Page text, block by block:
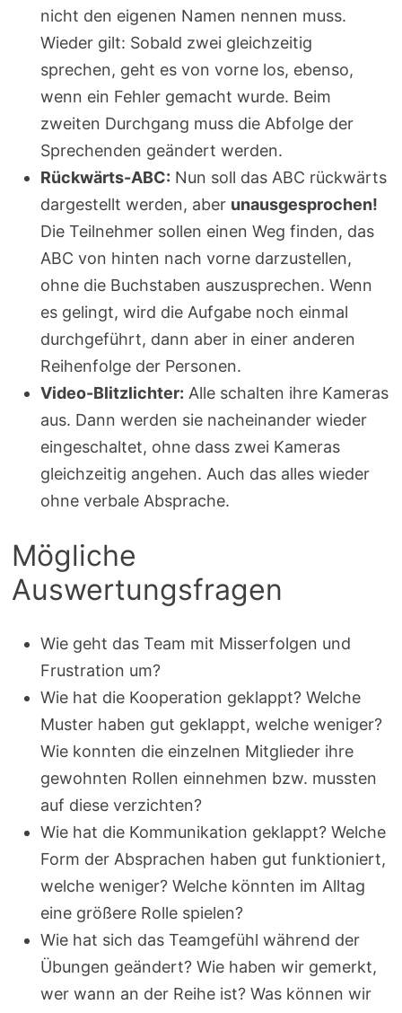
nicht den eigenen Namen nennen muss.
Wieder gilt: Sobald zwei gleichzeitig
sprechen, geht es von vorne los, ebenso,
wenn ein Fehler gemacht wurde. Beim
zweiten Durchgang muss die Abfolge der
Sprechenden geändert werden.
Rückwärts-ABC: Nun soll das ABC rückwärts
dargestellt werden, aber unausgesprochen!
Die Teilnehmer sollen einen Weg finden, das
ABC von hinten nach vorne darzustellen,
ohne die Buchstaben auszusprechen. Wenn
es gelingt, wird die Aufgabe noch einmal
durchgeführt, dann aber in einer anderen
Reihenfolge der Personen.
Video-Blitzlichter: Alle schalten ihre Kameras
aus. Dann werden sie nacheinander wieder
eingeschaltet, ohne dass zwei Kameras
gleichzeitig angehen. Auch das alles wieder
ohne verbale Absprache.
Mögliche
Auswertungsfragen
Wie geht das Team mit Misserfolgen und
Frustration um?
Wie hat die Kooperation geklappt? Welche
Muster haben gut geklappt, welche weniger?
Wie konnten die einzelnen Mitglieder ihre
gewohnten Rollen einnehmen bzw. mussten
auf diese verzichten?
Wie hat die Kommunikation geklappt? Welche
Form der Absprachen haben gut funktioniert,
welche weniger? Welche könnten im Alltag
eine größere Rolle spielen?
Wie hat sich das Teamgefühl während der
Übungen geändert? Wie haben wir gemerkt,
wer wann an der Reihe ist? Was können wir